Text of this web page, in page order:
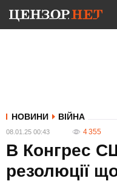
НОВИНИ ВІЙНА
08.01.25 00:43 4 355
В Конгрес
резолюції